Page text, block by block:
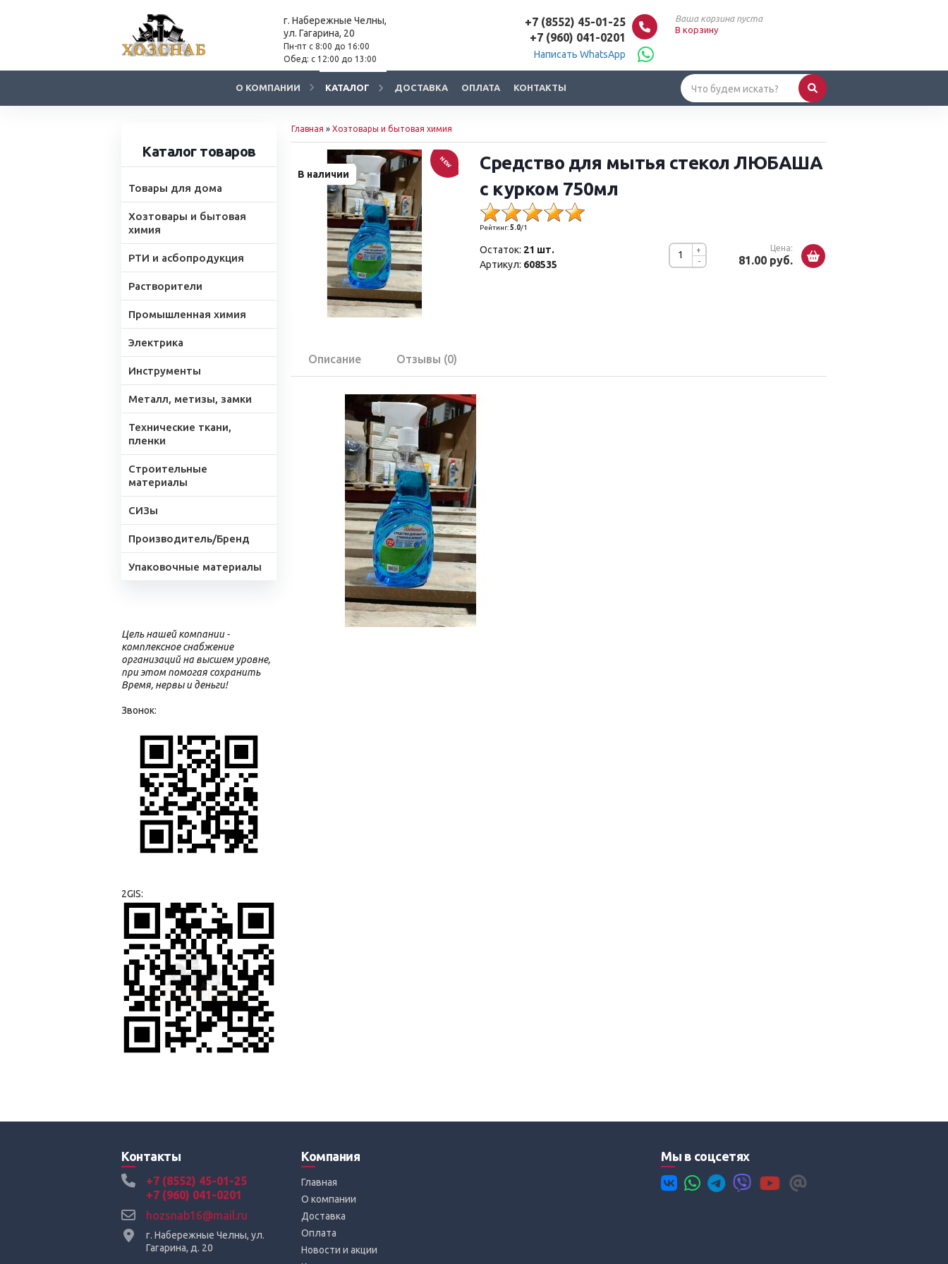
г. Набережные Челны,
ул. Гагарина, 20
Пн-пт с 8:00 до 16:00
Обед: с 12:00 до 13:00
+7 (8552) 45-01-25
+7 (960) 041-0201
Написать WhatsApp
Ваша корзина пуста
В корзину
О КОМПАНИИ КАТАЛОГ ДОСТАВКА ОПЛАТА КОНТАКТЫ
Каталог товаров
Товары для дома
Хозтовары и бытовая
химия
РТИ и асбопродукция
Растворители
Промышленная химия
Электрика
Инструменты
Металл, метизы, замки
Технические ткани,
пленки
Строительные
материалы
СИЗы
Производитель/Бренд
Упаковочные материалы
Цель нашей компании -
комплексное снабжение
организаций на высшем уровне,
при этом помогая сохранить
Время, нервы и деньги!
Звонок:
2GIS:
Главная » Хозтовары и бытовая химия
В наличии
NEW
Средство для мытья стекол ЛЮБАША
с курком 750мл
Рейтинг:5.0/1
-
+ Цена:
81.00 руб.
Остаток: 21 шт.
Артикул: 608535
Описание Отзывы (0)
Контакты
+7 (8552) 45-01-25
+7 (960) 041-0201
hozsnab16@mail.ru
г. Набережные Челны, ул.
Гагарина, д. 20
Компания
Главная
О компании
Доставка
Оплата
Новости и акции
Мы в соцсетях